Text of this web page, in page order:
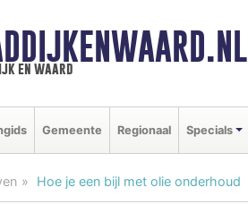
en waard
Gemeente Regionaal Specials
Hoe je een bijl met olie onderhoud